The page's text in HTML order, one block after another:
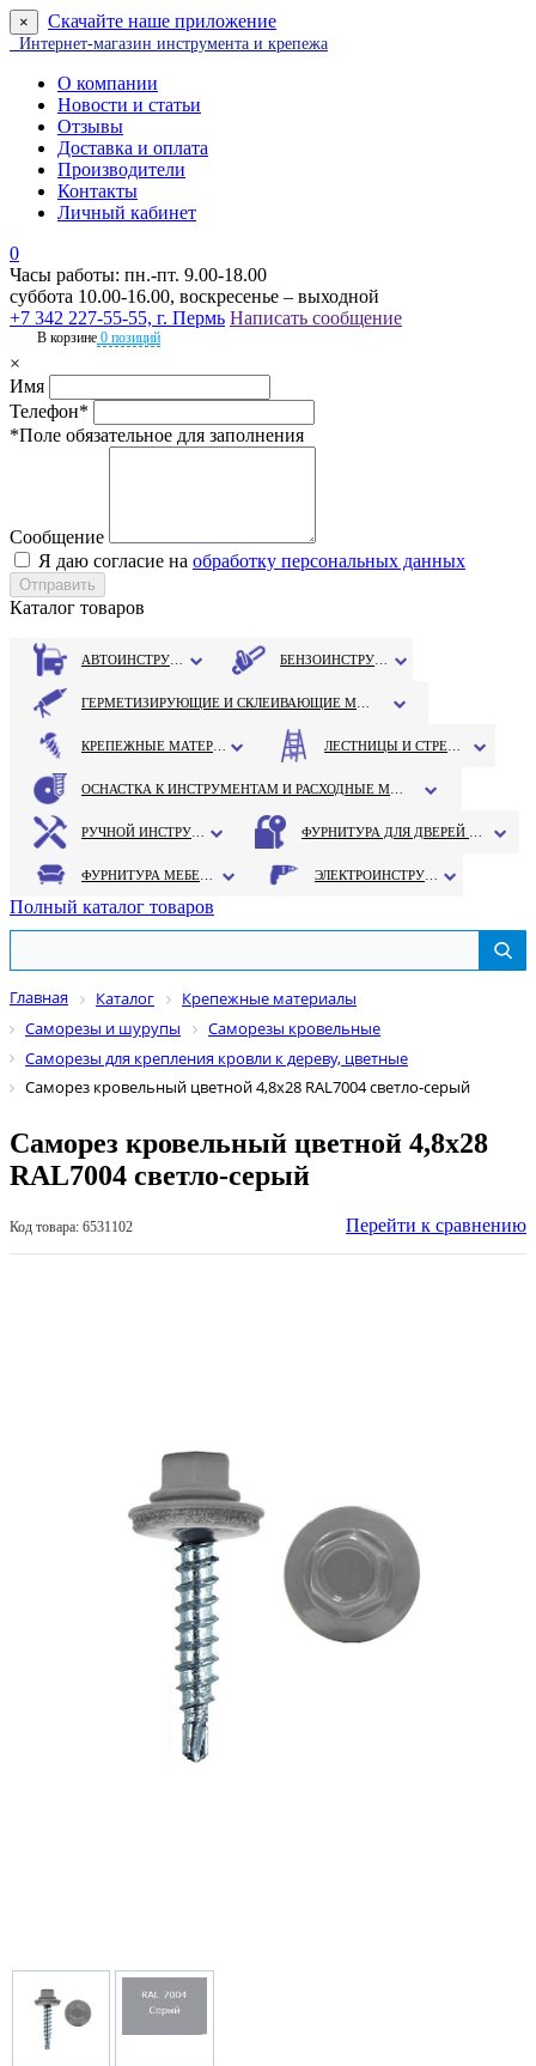
× Скачайте наше приложение
Интернет-магазин инструмента и крепежа
О компании
Новости и статьи
Отзывы
Доставка и оплата
Производители
Контакты
Личный кабинет
0
Часы работы: пн.-пт. 9.00-18.00
суббота 10.00-16.00, воскресенье – выходной
+7 342 227-55-55, г. Пермь Написать сообщение
В корзине 0 позиций
×
Имя
Телефон*
*Поле обязательное для заполнения
Сообщение
Я даю согласие на обработку персональных данных
Каталог товаров
Полный каталог товаров
Главная Каталог
Крепежные материалы
Саморезы и шурупы
Саморезы кровельные
Саморезы для крепления кровли к дереву, цветные
Саморез кровельный цветной 4,8х28 RAL7004 светло-серый
Саморез кровельный цветной 4,8х28
RAL7004 светло-серый
Код товара: 6531102 Перейти к сравнению